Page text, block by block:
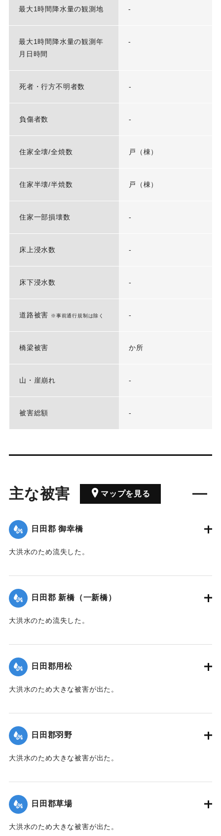
最大1時間降水量の観測地 -
最大1時間降水量の観測年
月日時間
-
死者・行方不明者数 -
負傷者数 -
住家全壊/全焼数 戸（棟）
住家半壊/半焼数 戸（棟）
住家一部損壊数 -
床上浸水数 -
床下浸水数 -
道路被害 ※事前通行規制は除く -
橋梁被害 か所
山・崖崩れ -
被害総額 -
主な被害 マップを見る
日田郡 御幸橋
大洪水のため流失した。
｜固有コード:00210108
日田郡 新橋（一新橋）
大洪水のため流失した。
｜固有コード:00210109
日田郡用松
大洪水のため大きな被害が出た。
｜固有コード:00210103
日田郡羽野
大洪水のため大きな被害が出た。
｜固有コード:00210104
日田郡草場
大洪水のため大きな被害が出た。